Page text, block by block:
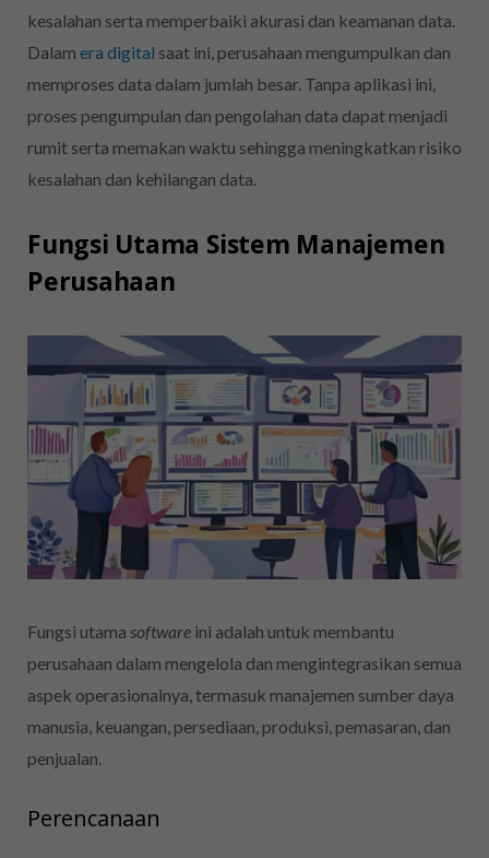
kesalahan serta memperbaiki akurasi dan keamanan data.
Dalam era digital saat ini, perusahaan mengumpulkan dan
memproses data dalam jumlah besar. Tanpa aplikasi ini,
proses pengumpulan dan pengolahan data dapat menjadi
rumit serta memakan waktu sehingga meningkatkan risiko
kesalahan dan kehilangan data.
Fungsi Utama Sistem Manajemen
Perusahaan
Fungsi utama software ini adalah untuk membantu
perusahaan dalam mengelola dan mengintegrasikan semua
aspek operasionalnya, termasuk manajemen sumber daya
manusia, keuangan, persediaan, produksi, pemasaran, dan
penjualan.
Perencanaan